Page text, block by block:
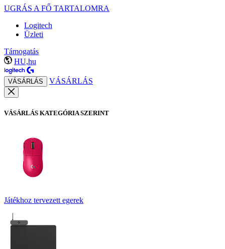
UGRÁS A FŐ TARTALOMRA
Logitech
Üzleti
Támogatás
HU,hu
VÁSÁRLÁS VÁSÁRLÁS
VÁSÁRLÁS KATEGÓRIA SZERINT
Játékhoz tervezett egerek